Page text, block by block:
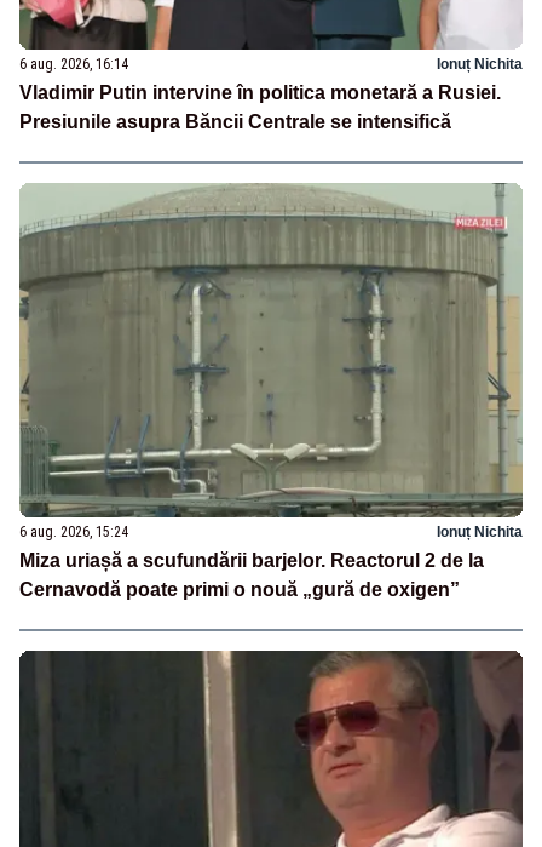
6 aug. 2026, 16:14 Ionuț Nichita
Vladimir Putin intervine în politica monetară a Rusiei.
Presiunile asupra Băncii Centrale se intensifică
6 aug. 2026, 15:24 Ionuț Nichita
Miza uriașă a scufundării barjelor. Reactorul 2 de la
Cernavodă poate primi o nouă „gură de oxigen”